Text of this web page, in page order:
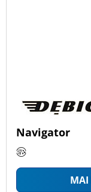
Navigator
MAI